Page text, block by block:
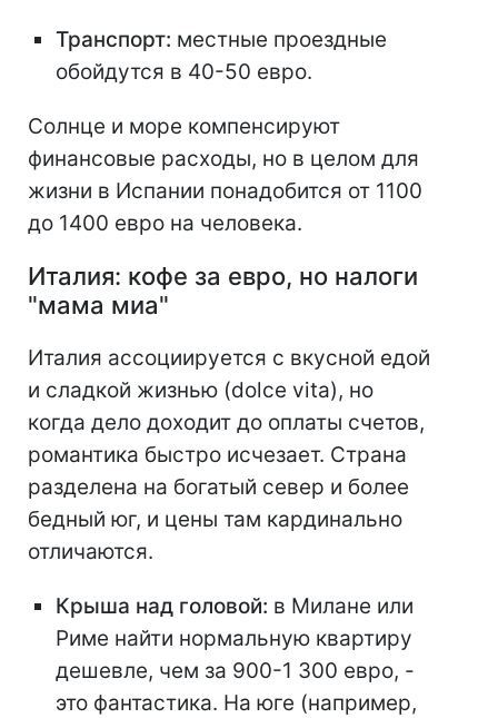
Транспорт: местные проездные
обойдутся в 40-50 евро.
Солнце и море компенсируют
финансовые расходы, но в целом для
жизни в Испании понадобится от 1100
до 1400 евро на человека.
Италия: кофе за евро, но налоги
"мама миа"
Италия ассоциируется с вкусной едой
и сладкой жизнью (dolce vita), но
когда дело доходит до оплаты счетов,
романтика быстро исчезает. Страна
разделена на богатый север и более
бедный юг, и цены там кардинально
отличаются.
Крыша над головой: в Милане или
Риме найти нормальную квартиру
дешевле, чем за 900-1 300 евро, -
это фантастика. На юге (например,